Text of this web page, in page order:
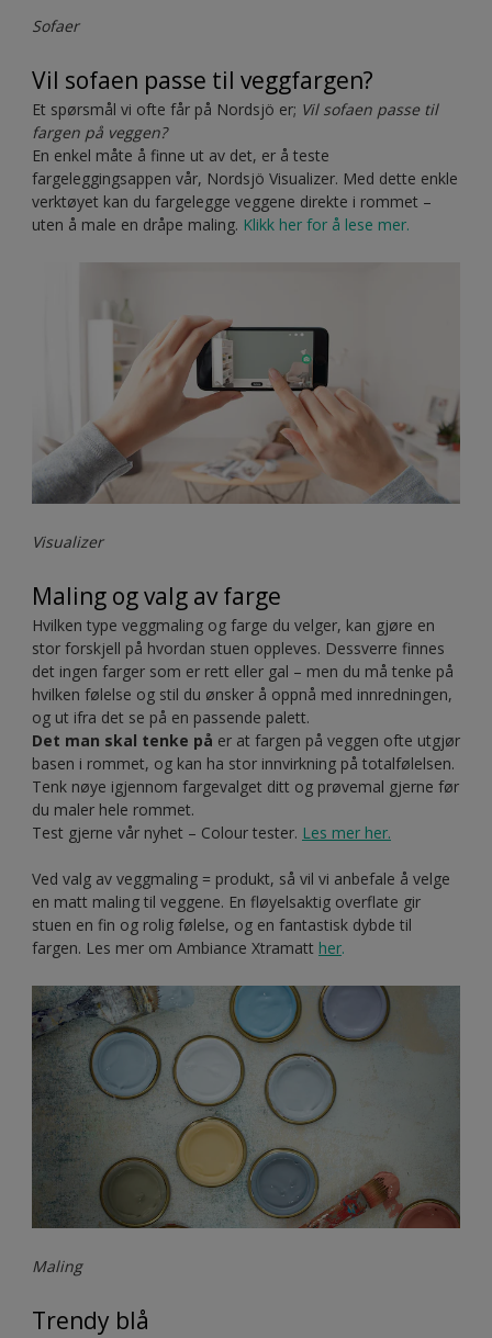
Sofaer
Vil sofaen passe til veggfargen?
Et spørsmål vi ofte får på Nordsjö er; Vil sofaen passe til
fargen på veggen?
En enkel måte å finne ut av det, er å teste
fargeleggingsappen vår, Nordsjö Visualizer. Med dette enkle
verktøyet kan du fargelegge veggene direkte i rommet –
uten å male en dråpe maling. Klikk her for å lese mer.
Visualizer
Maling og valg av farge
Hvilken type veggmaling og farge du velger, kan gjøre en
stor forskjell på hvordan stuen oppleves. Dessverre finnes
det ingen farger som er rett eller gal – men du må tenke på
hvilken følelse og stil du ønsker å oppnå med innredningen,
og ut ifra det se på en passende palett.
Det man skal tenke på er at fargen på veggen ofte utgjør
basen i rommet, og kan ha stor innvirkning på totalfølelsen.
Tenk nøye igjennom fargevalget ditt og prøvemal gjerne før
du maler hele rommet.
Test gjerne vår nyhet – Colour tester. Les mer her.
Ved valg av veggmaling = produkt, så vil vi anbefale å velge
en matt maling til veggene. En fløyelsaktig overflate gir
stuen en fin og rolig følelse, og en fantastisk dybde til
fargen. Les mer om Ambiance Xtramatt her.
Maling
Trendy blå